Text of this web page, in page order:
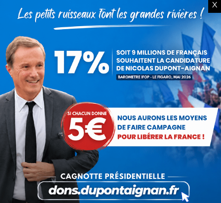
Les Français « ont une bombe
dans les mains »
Communiqués ParDebout La France
20 avril 2012
X